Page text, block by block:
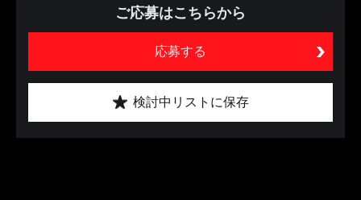
ご応募はこちらから
応募する
検討中リストに保存